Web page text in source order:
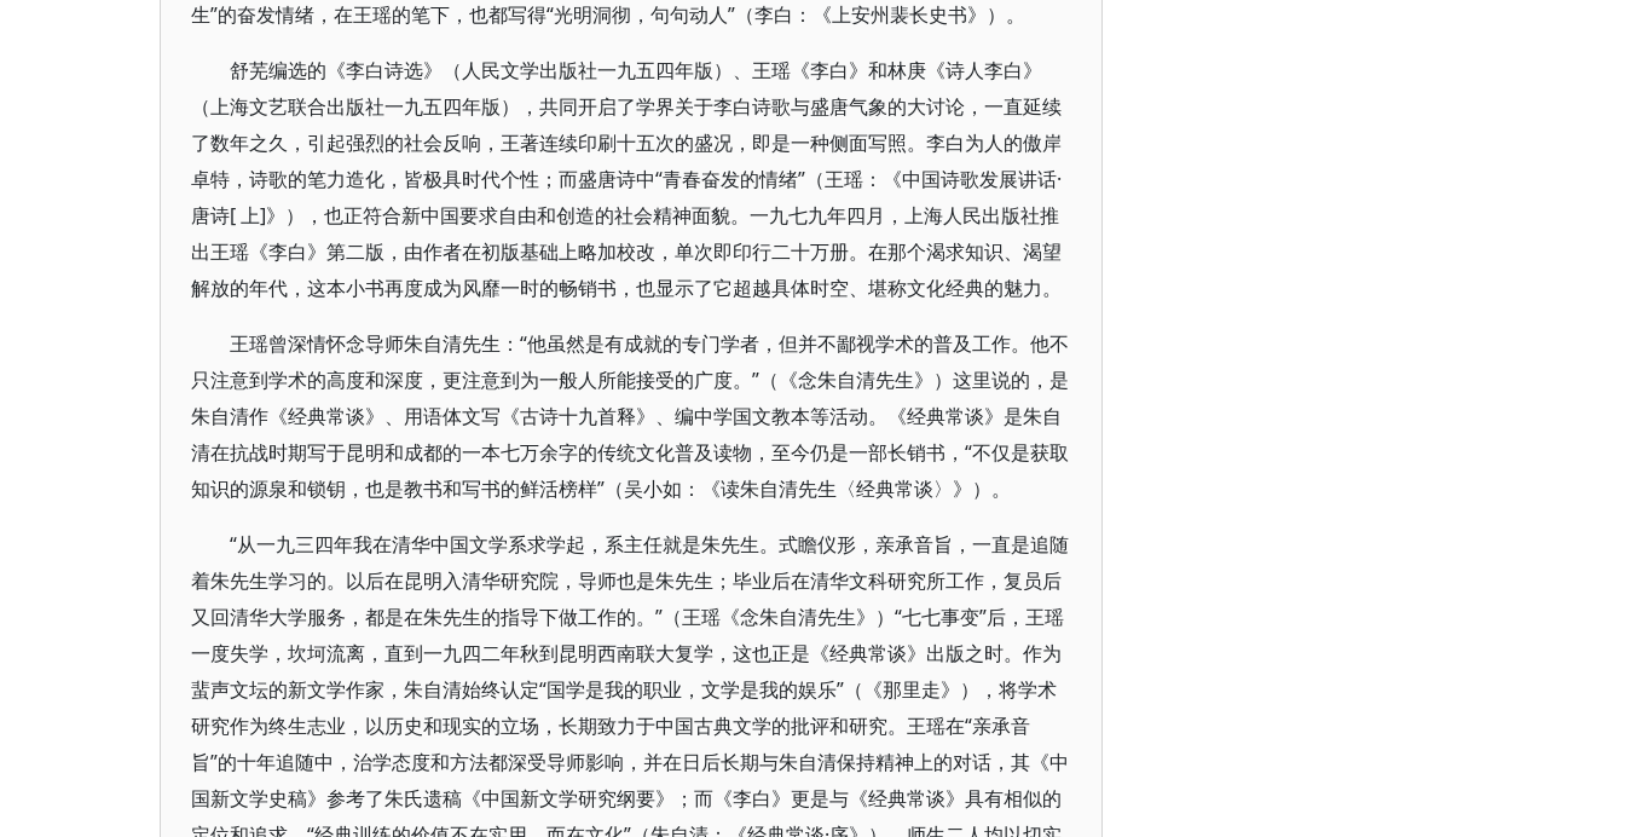
生”的奋发情绪，在王瑶的笔下，也都写得“光明洞彻，句句动人”（李白：《上安州裴长史书》）。
舒芜编选的《李白诗选》（人民文学出版社一九五四年版）、王瑶《李白》和林庚《诗人李白》
（上海文艺联合出版社一九五四年版），共同开启了学界关于李白诗歌与盛唐气象的大讨论，一直延续
了数年之久，引起强烈的社会反响，王著连续印刷十五次的盛况，即是一种侧面写照。李白为人的傲岸
卓特，诗歌的笔力造化，皆极具时代个性；而盛唐诗中“青春奋发的情绪”（王瑶：《中国诗歌发展讲话·
唐诗[ 上]》），也正符合新中国要求自由和创造的社会精神面貌。一九七九年四月，上海人民出版社推
出王瑶《李白》第二版，由作者在初版基础上略加校改，单次即印行二十万册。在那个渴求知识、渴望
解放的年代，这本小书再度成为风靡一时的畅销书，也显示了它超越具体时空、堪称文化经典的魅力。
王瑶曾深情怀念导师朱自清先生：“他虽然是有成就的专门学者，但并不鄙视学术的普及工作。他不
只注意到学术的高度和深度，更注意到为一般人所能接受的广度。”（《念朱自清先生》）这里说的，是
朱自清作《经典常谈》、用语体文写《古诗十九首释》、编中学国文教本等活动。《经典常谈》是朱自
清在抗战时期写于昆明和成都的一本七万余字的传统文化普及读物，至今仍是一部长销书，“不仅是获取
知识的源泉和锁钥，也是教书和写书的鲜活榜样”（吴小如：《读朱自清先生〈经典常谈〉》）。
“从一九三四年我在清华中国文学系求学起，系主任就是朱先生。式瞻仪形，亲承音旨，一直是追随
着朱先生学习的。以后在昆明入清华研究院，导师也是朱先生；毕业后在清华文科研究所工作，复员后
又回清华大学服务，都是在朱先生的指导下做工作的。”（王瑶《念朱自清先生》）“七七事变”后，王瑶
一度失学，坎坷流离，直到一九四二年秋到昆明西南联大复学，这也正是《经典常谈》出版之时。作为
蜚声文坛的新文学作家，朱自清始终认定“国学是我的职业，文学是我的娱乐”（《那里走》），将学术
研究作为终生志业，以历史和现实的立场，长期致力于中国古典文学的批评和研究。王瑶在“亲承音
旨”的十年追随中，治学态度和方法都深受导师影响，并在日后长期与朱自清保持精神上的对话，其《中
国新文学史稿》参考了朱氏遗稿《中国新文学研究纲要》；而《李白》更是与《经典常谈》具有相似的